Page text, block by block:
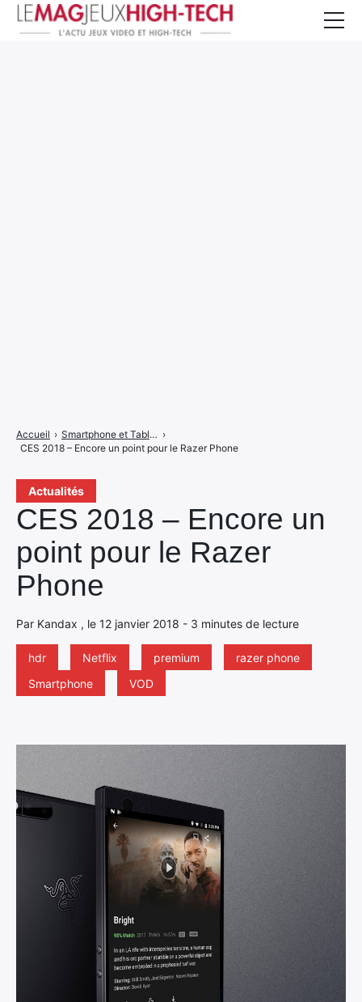
Actualités
CES 2018 – Encore un
point pour le Razer
Phone
Par Kandax , le 12 janvier 2018 - 3 minutes de lecture
hdr Netflix premium
razer phone
Smartphone
VOD
Accueil › Smartphone et Tablettes ›
CES 2018 – Encore un point pour le Razer Phone